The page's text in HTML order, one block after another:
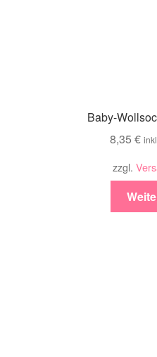
Baby-
8,35 €
zzgl.